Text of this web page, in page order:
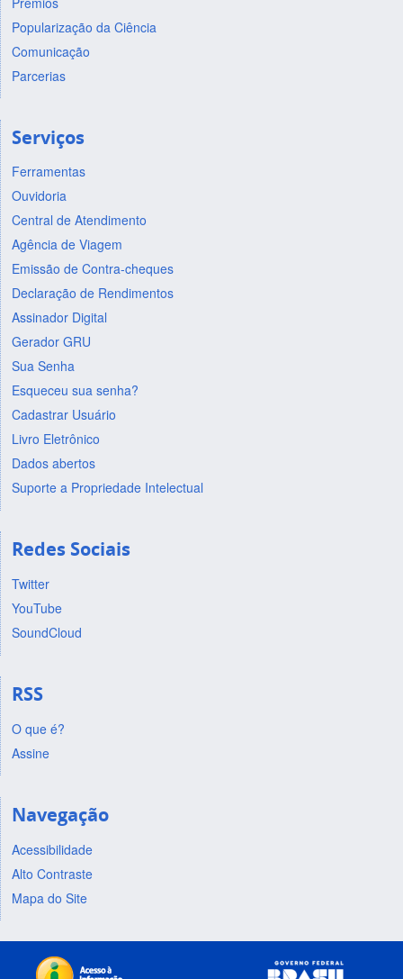
Popularização da Ciência
Comunicação
Parcerias
Serviços
Ferramentas
Ouvidoria
Central de Atendimento
Agência de Viagem
Emissão de Contra-cheques
Declaração de Rendimentos
Assinador Digital
Gerador GRU
Sua Senha
Esqueceu sua senha?
Cadastrar Usuário
Livro Eletrônico
Dados abertos
Suporte a Propriedade Intelectual
Redes Sociais
Twitter
YouTube
SoundCloud
RSS
O que é?
Assine
Navegação
Acessibilidade
Alto Contraste
Mapa do Site